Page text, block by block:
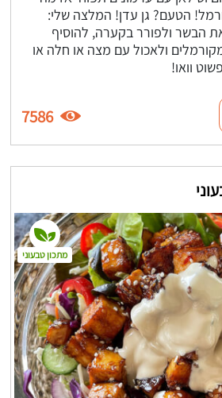
הטעם? גן עדן! המלצה שלי:
הבשר ולפורר בקערה, להוסיף
ולאכול עם מצה או חלה או
וואו!
7586
מתכון טבעוני